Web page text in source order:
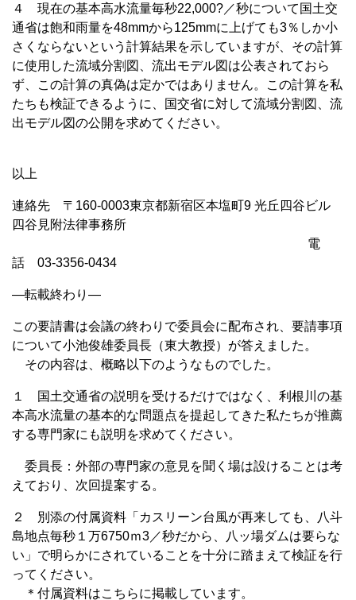
４ 現在の基本高水流量毎秒22,000?／秒について国土交
通省は飽和雨量を48mmから125mmに上げても3％しか小
さくならないという計算結果を示していますが、その計算
に使用した流域分割図、流出モデル図は公表されておら
ず、この計算の真偽は定かではありません。この計算を私
たちも検証できるように、国交省に対して流域分割図、流
出モデル図の公開を求めてください。
以上
連絡先 〒160-0003東京都新宿区本塩町9 光丘四谷ビル
四谷見附法律事務所
電
話 03-3356-0434
—転載終わり—
この要請書は会議の終わりで委員会に配布され、要請事項
について小池俊雄委員長（東大教授）が答えました。
その内容は、概略以下のようなものでした。
１ 国土交通省の説明を受けるだけではなく、利根川の基
本高水流量の基本的な問題点を提起してきた私たちが推薦
する専門家にも説明を求めてください。
委員長：外部の専門家の意見を聞く場は設けることは考
えており、次回提案する。
２ 別添の付属資料「カスリーン台風が再来しても、八斗
島地点毎秒１万6750ｍ3／秒だから、八ッ場ダムは要らな
い」で明らかにされていることを十分に踏まえて検証を行
ってください。
＊付属資料はこちらに掲載しています。